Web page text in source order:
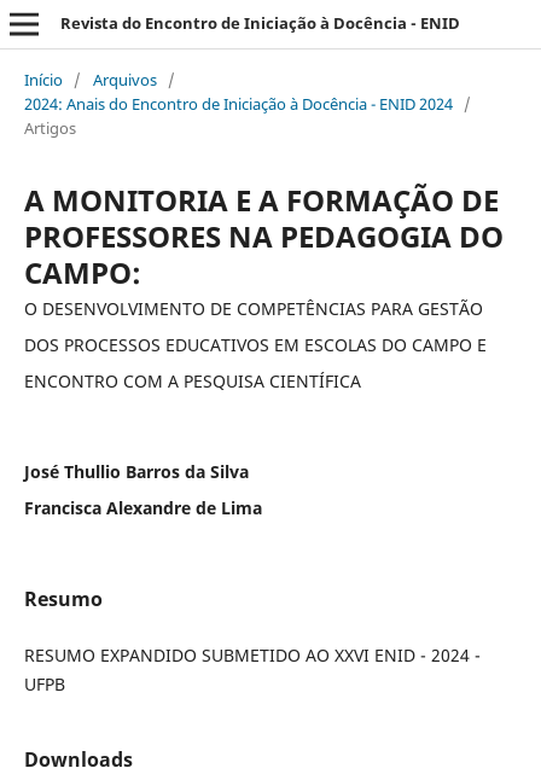
Revista do Encontro de Iniciação à Docência - ENID
Início / Arquivos /
2024: Anais do Encontro de Iniciação à Docência - ENID 2024 /
Artigos
A MONITORIA E A FORMAÇÃO DE
PROFESSORES NA PEDAGOGIA DO
CAMPO:
O DESENVOLVIMENTO DE COMPETÊNCIAS PARA GESTÃO
DOS PROCESSOS EDUCATIVOS EM ESCOLAS DO CAMPO E
ENCONTRO COM A PESQUISA CIENTÍFICA
José Thullio Barros da Silva
Francisca Alexandre de Lima
Resumo
RESUMO EXPANDIDO SUBMETIDO AO XXVI ENID - 2024 -
UFPB
Downloads